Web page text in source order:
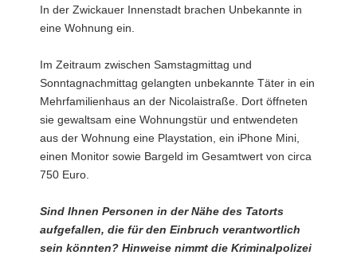
In der Zwickauer Innenstadt brachen Unbekannte in
eine Wohnung ein.
Im Zeitraum zwischen Samstagmittag und
Sonntagnachmittag gelangten unbekannte Täter in ein
Mehrfamilienhaus an der Nicolaistraße. Dort öffneten
sie gewaltsam eine Wohnungstür und entwendeten
aus der Wohnung eine Playstation, ein iPhone Mini,
einen Monitor sowie Bargeld im Gesamtwert von circa
750 Euro.
Sind Ihnen Personen in der Nähe des Tatorts
aufgefallen, die für den Einbruch verantwortlich
sein könnten? Hinweise nimmt die Kriminalpolizei